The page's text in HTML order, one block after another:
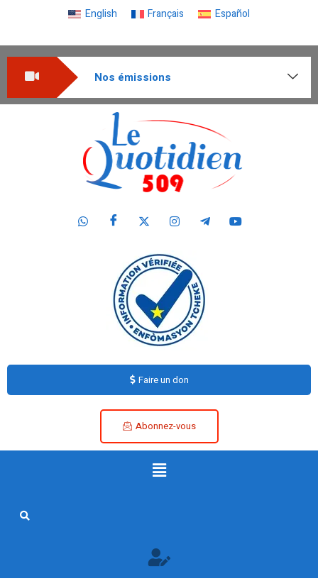
English Français Español
Nos émissions
Faire un don
Abonnez-vous